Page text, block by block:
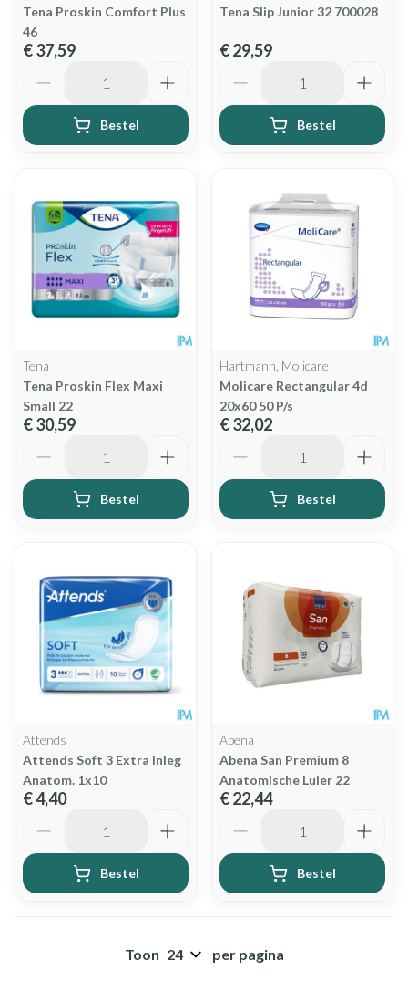
Tena Proskin Comfort Plus
46
€ 37,59
Bestel
Tena Slip Junior 32 700028
€ 29,59
Bestel
Tena
Tena Proskin Flex Maxi
Small 22
€ 30,59
Bestel
Hartmann, Molicare
Molicare Rectangular 4d
20x60 50 P/s
€ 32,02
Bestel
Attends
Attends Soft 3 Extra Inleg
Anatom. 1x10
€ 4,40
Bestel
Abena
Abena San Premium 8
Anatomische Luier 22
€ 22,44
Bestel
Toon per pagina